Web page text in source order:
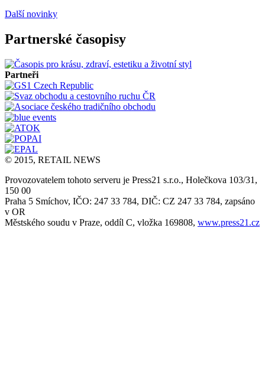
Další novinky
Partnerské časopisy
Partneři
© 2015, RETAIL NEWS
Provozovatelem tohoto serveru je Press21 s.r.o., Holečkova 103/31,
150 00
Praha 5 Smíchov, IČO: 247 33 784, DIČ: CZ 247 33 784, zapsáno
v OR
Městského soudu v Praze, oddíl C, vložka 169808, www.press21.cz